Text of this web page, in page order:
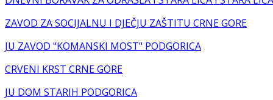
ZAVOD ZA SOCIJALNU I DJEČJU ZAŠTITU CRNE GORE
JU ZAVOD "KOMANSKI MOST" PODGORICA
CRVENI KRST CRNE GORE
JU DOM STARIH PODGORICA